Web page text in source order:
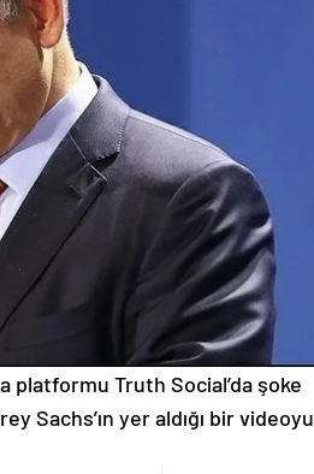
platformu Truth Social’da şoke
Sachs’ın yer aldığı bir videoyu